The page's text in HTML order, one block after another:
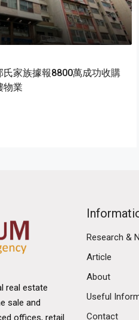
氏家族據報8800萬成功收購
物業
real estate
sale and
offices, retail
Research &
Article
About
Useful
Contact